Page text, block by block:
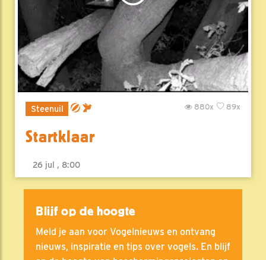
Steenuil 89x
880x
Startklaar
26 jul , 8:00
Blijf op de hoogte
Meld je aan voor Vogelnieuws en ontvang
nieuws, inspiratie en tips over vogels. En blijf